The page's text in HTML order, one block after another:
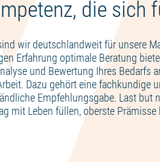
die sich
wir deutschlandweit für unsere
Erfahrung optimale Beratung
und Bewertung Ihres Bedarfs
Dazu gehört eine fachkundige
Empfehlungsgabe. Last but
mit Leben füllen, oberste